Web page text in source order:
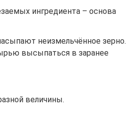
ингредиента – основа
неизмельчённое зерно.
высыпаться в заранее
величины.